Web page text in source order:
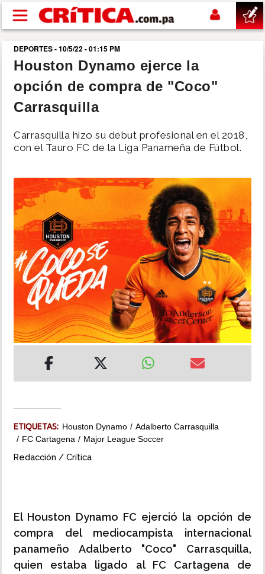
Pasar al contenido principal
buscar
SUCESOS
POLÍTICA
SHOW
DEPORTES
MUNDO
INSÓLITAS
MULTIMEDIA
DEPORTES - 10/5/22 - 01:15 PM
Houston Dynamo ejerce la
opción de compra de "Coco"
Carrasquilla
Carrasquilla hizo su debut profesional en el 2018,
con el Tauro FC de la Liga Panameña de Fútbol.
ETIQUETAS: Houston Dynamo
Adalberto Carrasquilla
FC Cartagena
Major League Soccer
Redacción / Crítica
El Houston Dynamo FC ejerció la opción de
compra del mediocampista internacional
panameño Adalberto "Coco" Carrasquilla,
quien estaba ligado al FC Cartagena de